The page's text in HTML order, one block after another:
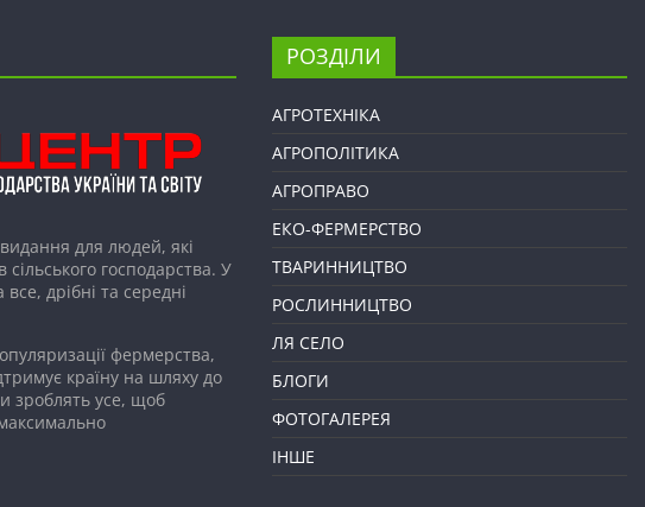
для людей, які
сільського господарства. У
дрібні та середні
фермерства,
країну на шляху до
зроблять усе, щоб
РОЗДІЛИ
АГРОТЕХНІКА
АГРОПОЛІТИКА
АГРОПРАВО
ЕКО-ФЕРМЕРСТВО
ТВАРИННИЦТВО
РОСЛИННИЦТВО
ЛЯ СЕЛО
БЛОГИ
ФОТОГАЛЕРЕЯ
ІНШЕ